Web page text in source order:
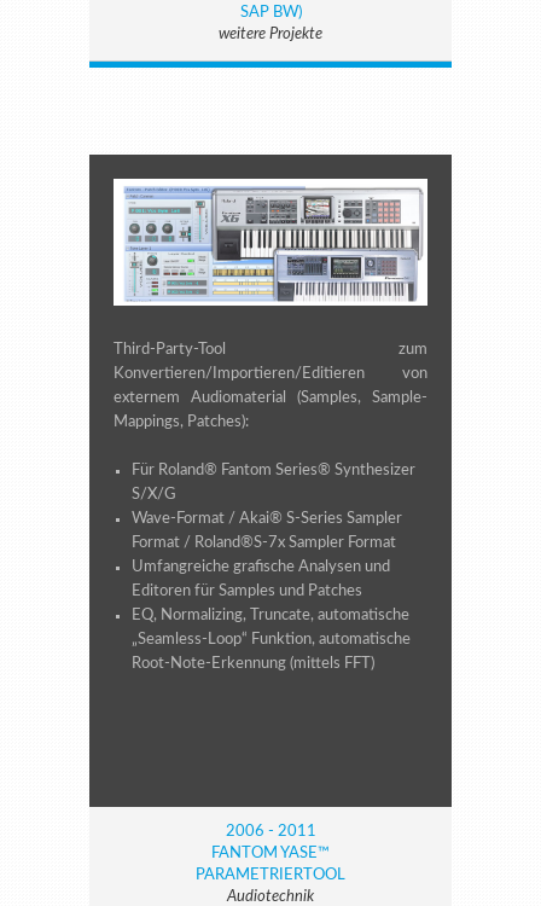
SAP BW)
weitere Projekte
Third-Party-Tool zum
Konvertieren/Importieren/Editieren von
externem Audiomaterial (Samples, Sample-
Mappings, Patches):
Für Roland® Fantom Series® Synthesizer
S/X/G
Wave-Format / Akai® S-Series Sampler
Format / Roland®S-7x Sampler Format
Umfangreiche grafische Analysen und
Editoren für Samples und Patches
EQ, Normalizing, Truncate, automatische
„Seamless-Loop“ Funktion, automatische
Root-Note-Erkennung (mittels FFT)
2006 - 2011
FANTOM YASE™
PARAMETRIERTOOL
Audiotechnik